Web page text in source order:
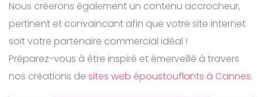
Nous créerons également un contenu accrocheur,
pertinent et convaincant afin que votre site internet
soit votre partenaire commercial idéal !
Préparez-vous à être inspiré et émerveillé à travers
nos créations de sites web époustouflants à Cannes.